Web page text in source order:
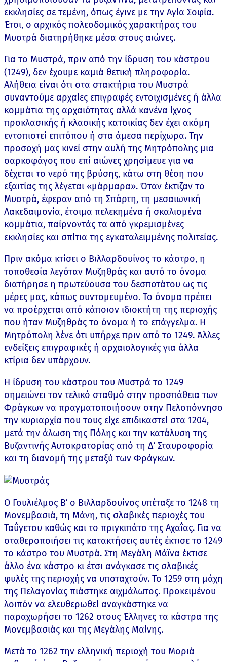
εκκλησίες σε τεμένη, όπως έγινε με την Αγία Σοφία.
Έτσι, ο αρχικός πολεοδομικός χαρακτήρας του
Μυστρά διατηρήθηκε μέσα στους αιώνες.
Για το Μυστρά, πριν από την ίδρυση του κάστρου
(1249), δεν έχουμε καμιά θετική πληροφορία.
Αλήθεια είναι ότι στα στακτήρια του Μυστρά
συναντούμε αρχαίες επιγραφές εντοιχισμένες ή άλλα
κομμάτια της αρχαιότητας αλλά κανένα ίχνος
προκλασικής ή κλασικής κατοικίας δεν έχει ακόμη
εντοπιστεί επιτόπου ή στα άμεσα περίχωρα. Την
προσοχή μας κινεί στην αυλή της Μητρόπολης μια
σαρκοφάγος που επί αιώνες χρησίμευε για να
δέχεται το νερό της βρύσης, κάτω στη θέση που
εξαιτίας της λέγεται «μάρμαρα». Όταν έκτιζαν το
Μυστρά, έφεραν από τη Σπάρτη, τη μεσαιωνική
Λακεδαιμονία, έτοιμα πελεκημένα ή σκαλισμένα
κομμάτια, παίρνοντάς τα από γκρεμισμένες
εκκλησίες και σπίτια της εγκαταλειμμένης πολιτείας.
Πριν ακόμα κτίσει ο Βιλλαρδουίνος το κάστρο, η
τοποθεσία λεγόταν Μυζηθράς και αυτό το όνομα
διατήρησε η πρωτεύουσα του δεσποτάτου ως τις
μέρες μας, κάπως συντομευμένο. Το όνομα πρέπει
να προέρχεται από κάποιον ιδιοκτήτη της περιοχής
που ήταν Μυζηθράς το όνομα ή το επάγγελμα. Η
Μητρόπολη λένε ότι υπήρχε πριν από το 1249. Άλλες
ενδείξεις επιγραφικές ή αρχαιολογικές για άλλα
κτίρια δεν υπάρχουν.
Η ίδρυση του κάστρου του Μυστρά το 1249
σημειώνει τον τελικό σταθμό στην προσπάθεια των
Φράγκων να πραγματοποιήσουν στην Πελοπόννησο
την κυριαρχία που τους είχε επιδικαστεί στα 1204,
μετά την άλωση της Πόλης και την κατάλυση της
Βυζαντινής Αυτοκρατορίας από τη Δ΄ Σταυροφορία
και τη διανομή της μεταξύ των Φράγκων.
Ο Γουλιέλμος Β΄ ο Βιλλαρδουίνος υπέταξε το 1248 τη
Μονεμβασιά, τη Μάνη, τις σλαβικές περιοχές του
Ταΰγετου καθώς και το πριγκιπάτο της Αχαΐας. Για να
σταθεροποιήσει τις κατακτήσεις αυτές έκτισε το 1249
το κάστρο του Μυστρά. Στη Μεγάλη Μάϊνα έκτισε
άλλο ένα κάστρο κι έτσι ανάγκασε τις σλαβικές
φυλές της περιοχής να υποταχτούν. Το 1259 στη μάχη
της Πελαγονίας πιάστηκε αιχμάλωτος. Προκειμένου
λοιπόν να ελευθερωθεί αναγκάστηκε να
παραχωρήσει το 1262 στους Έλληνες τα κάστρα της
Μονεμβασιάς και της Μεγάλης Μαίνης.
Μετά το 1262 την ελληνική περιοχή του Μοριά